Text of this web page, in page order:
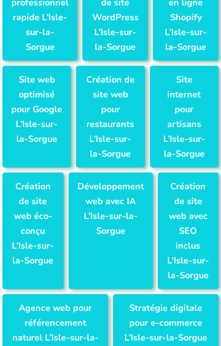
professionnel
rapide L’Isle-
sur-la-
Sorgue
de site
WordPress
L’Isle-sur-
la-Sorgue
en ligne
Shopify
L’Isle-sur-
la-Sorgue
Site web
optimisé
pour Google
L’Isle-sur-
la-Sorgue
Création de
site web
pour
restaurants
L’Isle-sur-
la-Sorgue
Site
internet
pour
artisans
L’Isle-sur-
la-Sorgue
Création
de site
web éco-
conçu
L’Isle-sur-
la-Sorgue
Développement
web avec IA
L’Isle-sur-la-
Sorgue
Création
de site
web avec
SEO
inclus
L’Isle-sur-
la-Sorgue
Agence web pour
référencement
naturel L’Isle-sur-la-
Stratégie digitale
pour e-commerce
L’Isle-sur-la-Sorgue